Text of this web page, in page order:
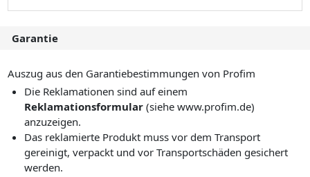
Garantie
Auszug aus den Garantiebestimmungen von Profim
Die Reklamationen sind auf einem
Reklamationsformular (siehe www.profim.de)
anzuzeigen.
Das reklamierte Produkt muss vor dem Transport
gereinigt, verpackt und vor Transportschäden gesichert
werden.